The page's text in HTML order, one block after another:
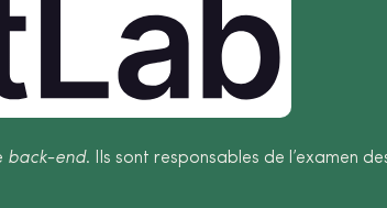
back-end. Ils sont responsables de l’examen